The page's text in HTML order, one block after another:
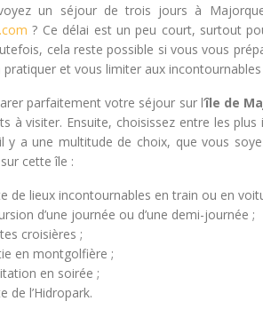
un séjour de trois jours à
? Ce délai est un peu court, surtout
cela reste possible si vous vous
pratiquer et vous limiter aux
parfaitement votre séjour sur l’île de
à visiter. Ensuite, choisissez entre les
y a une multitude de choix, que vous
cette île :
de lieux incontournables en train ou en
d’une journée ou d’une demi-journée ;
croisières ;
en montgolfière ;
en soirée ;
de l’Hidropark.